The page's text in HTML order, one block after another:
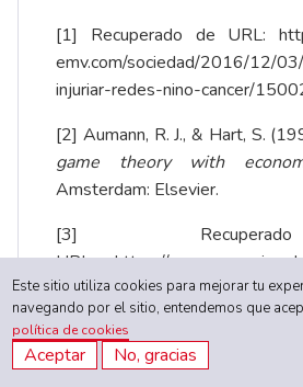
[1] Recuperado de URL:
emv.com/sociedad/2016/12/
injuriar-redes-nino-cancer/
[2] Aumann, R. J., & Hart, S.
game theory with
Amsterdam: Elsevier.
[3]
URL:https://
et-vetera/Vol-1-Ed-11/
procesadas,-escandalos-
[4]Recuperado el 05-
Este sitio utiliza cookies para mejorar tu
navegando por el sitio, entendemos que
política de cookies
Aceptar No, gracias